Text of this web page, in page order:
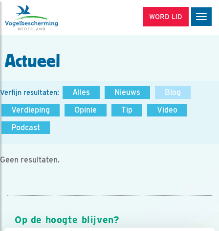
WORD LID
Actueel
Verfijn resultaten: Alles Nieuws
Blog
Verdieping
Opinie Tip
Video
Podcast
Geen resultaten.
Op de hoogte blijven?